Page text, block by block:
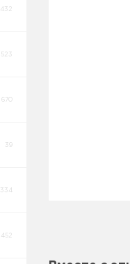
432
523
670
39
334
452